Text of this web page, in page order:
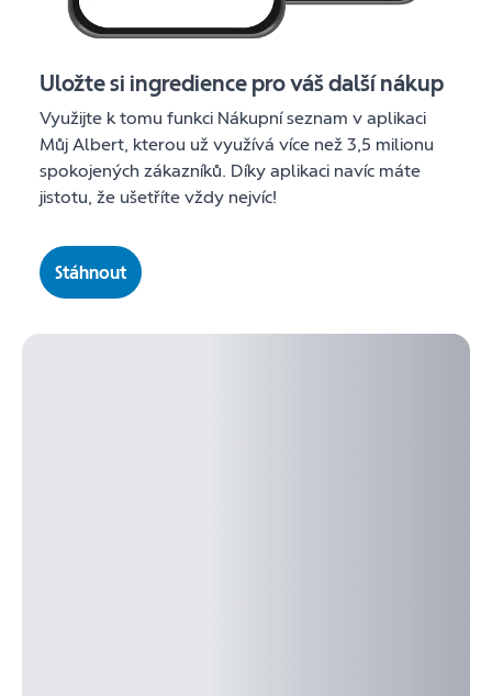
Uložte si ingredience pro váš další nákup
Využijte k tomu funkci Nákupní seznam v aplikaci
Můj Albert, kterou už využívá více než 3,5 milionu
spokojených zákazníků. Díky aplikaci navíc máte
jistotu, že ušetříte vždy nejvíc!
Stáhnout